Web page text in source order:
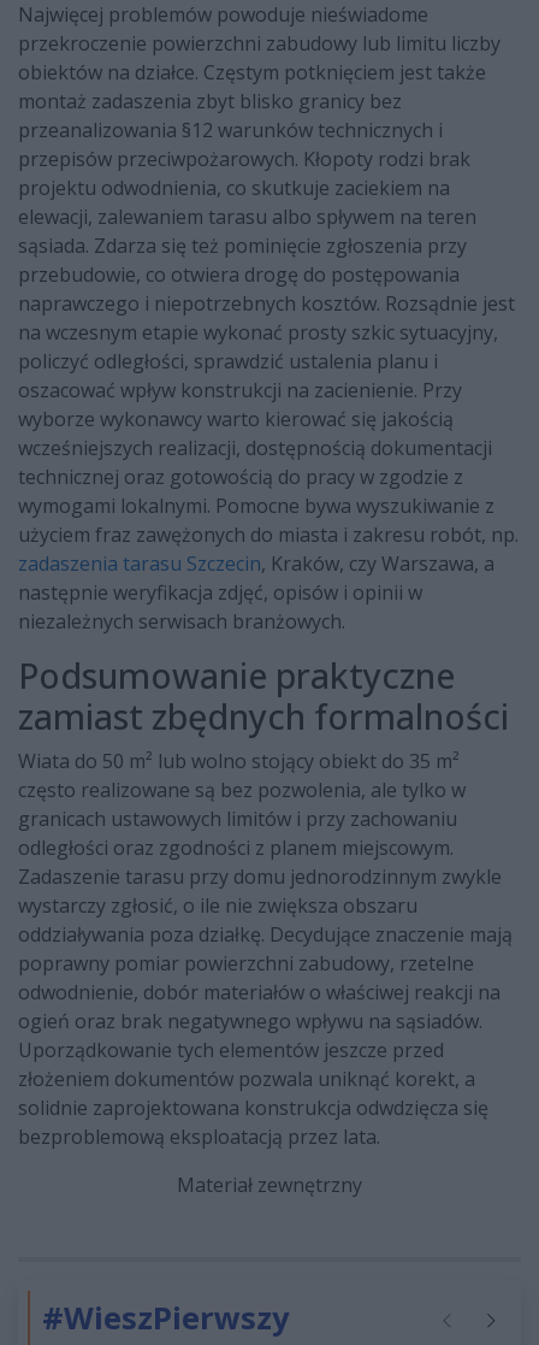
Najwięcej problemów powoduje nieświadome
przekroczenie powierzchni zabudowy lub limitu liczby
obiektów na działce. Częstym potknięciem jest także
montaż zadaszenia zbyt blisko granicy bez
przeanalizowania §12 warunków technicznych i
przepisów przeciwpożarowych. Kłopoty rodzi brak
projektu odwodnienia, co skutkuje zaciekiem na
elewacji, zalewaniem tarasu albo spływem na teren
sąsiada. Zdarza się też pominięcie zgłoszenia przy
przebudowie, co otwiera drogę do postępowania
naprawczego i niepotrzebnych kosztów. Rozsądnie jest
na wczesnym etapie wykonać prosty szkic sytuacyjny,
policzyć odległości, sprawdzić ustalenia planu i
oszacować wpływ konstrukcji na zacienienie. Przy
wyborze wykonawcy warto kierować się jakością
wcześniejszych realizacji, dostępnością dokumentacji
technicznej oraz gotowością do pracy w zgodzie z
wymogami lokalnymi. Pomocne bywa wyszukiwanie z
użyciem fraz zawężonych do miasta i zakresu robót, np.
zadaszenia tarasu Szczecin, Kraków, czy Warszawa, a
następnie weryfikacja zdjęć, opisów i opinii w
niezależnych serwisach branżowych.
Podsumowanie praktyczne
zamiast zbędnych formalności
Wiata do 50 m² lub wolno stojący obiekt do 35 m²
często realizowane są bez pozwolenia, ale tylko w
granicach ustawowych limitów i przy zachowaniu
odległości oraz zgodności z planem miejscowym.
Zadaszenie tarasu przy domu jednorodzinnym zwykle
wystarczy zgłosić, o ile nie zwiększa obszaru
oddziaływania poza działkę. Decydujące znaczenie mają
poprawny pomiar powierzchni zabudowy, rzetelne
odwodnienie, dobór materiałów o właściwej reakcji na
ogień oraz brak negatywnego wpływu na sąsiadów.
Uporządkowanie tych elementów jeszcze przed
złożeniem dokumentów pozwala uniknąć korekt, a
solidnie zaprojektowana konstrukcja odwdzięcza się
bezproblemową eksploatacją przez lata.
Materiał zewnętrzny
#WieszPierwszy Poprzednie